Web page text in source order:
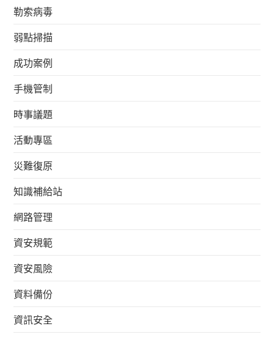
勒索病毒
弱點掃描
成功案例
手機管制
時事議題
活動專區
災難復原
知識補給站
網路管理
資安規範
資安風險
資料備份
資訊安全